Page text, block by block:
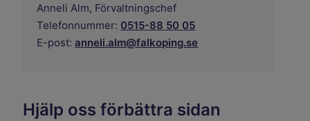
Anneli Alm, Förvaltningschef
Telefonnummer: 0515-88 50 05
E-post: anneli.alm@falkoping.se
Hjälp oss förbättra sidan